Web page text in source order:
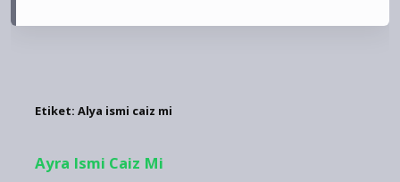
Etiket: Alya ismi caiz mi
Ayra Ismi Caiz Mi